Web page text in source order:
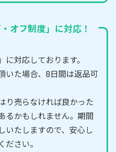
オフ制度」に対応！
に対応しております。
いた場合、8日間は返品可
り売らなければ良かった
るかもしれません。期間
いたしますので、安心し
さい。